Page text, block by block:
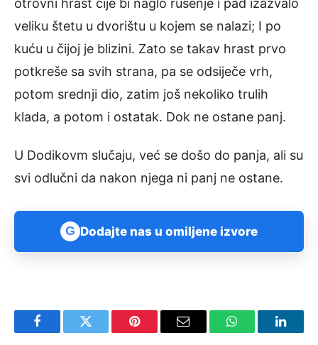
veliku štetu u dvorištu u kojem se nalazi; I po
kuću u čijoj je blizini. Zato se takav hrast prvo
potkreše sa svih strana, pa se odsiječe vrh,
potom srednji dio, zatim još nekoliko trulih
klada, a potom i ostatak. Dok ne ostane panj.
U Dodikovm slučaju, već se došo do panja, ali su
svi odlučni da nakon njega ni panj ne ostane.
G Dodajte nas u omiljene izvore
FacebookTwitter Pinterest Email WhatsApp